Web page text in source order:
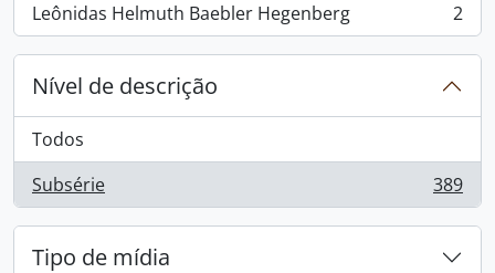
Leônidas Helmuth Baebler Hegenberg
, 2 resultados 2
Nível de descrição
Todos
Subsérie
, 389 resultados 389
Tipo de mídia